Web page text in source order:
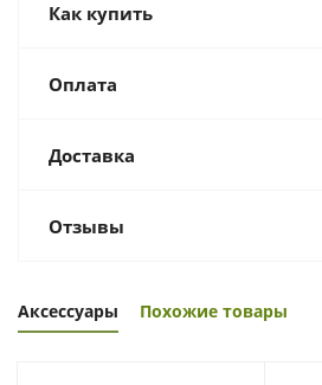
Как купить
Оплата
Доставка
Отзывы
Аксессуары Похожие товары